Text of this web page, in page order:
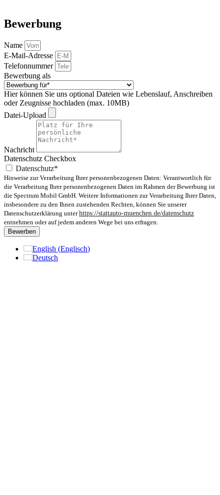
Bewerbung
Name
E-Mail-Adresse
Telefonnummer
Bewerbung als
Hier können Sie uns optional Dateien wie Lebenslauf, Anschreiben
oder Zeugnisse hochladen (max. 10MB)
Datei-Upload
Nachricht
Datenschutz Checkbox
Datenschutz*
Hinweise zur Verarbeitung Ihrer personenbezogenen Daten: Verantwortlich für
die Verarbeitung Ihrer personenbezogenen Daten im Rahmen der Bewerbung ist
die Spectrum Mobil GmbH. Weitere Informationen zur Verarbeitung Ihrer Daten,
insbesondere zu den Ihnen zustehenden Rechten, können Sie unserer
Datenschutzerklärung unterhttps://stattauto-muenchen.de/datenschutz
entnehmen oder auf jedem anderen Wege bei uns erfragen.
Bewerben
English (Englisch)
Deutsch